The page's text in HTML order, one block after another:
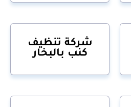
شركة تنظيف
كنب بالبخار